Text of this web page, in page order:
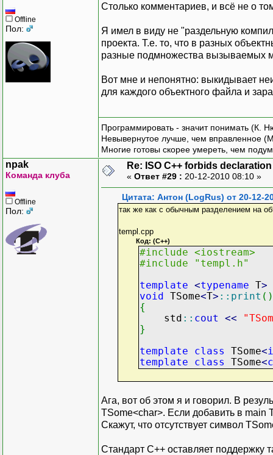
Offline
Пол:
Столько комментариев, и всё не о
Я имел в виду не "раздельную
проекта. Т.е. то, что в разных
разные подмножества вызываемых
Вот мне и непонятно: выкидывает
для каждого объектного файла и
Программировать - значит понимать (К.
Невывернутое лучше, чем вправленное
Многие готовы скорее умереть, чем
npak
Команда клуба
Offline
Пол:
Re: ISO C++ forbids declaration
« Ответ #29 : 20-12-2010 08:10 »
Цитата: Антон (LogRus) от 20-12-
так же как с обычным разделением на
templ.cpp
Код: (C++)
#include <iostream>
#include "templ.h"
template <typename T>
void TSome<T> :: print ( )
{
std :: cout <<
}
template
class TSome<
template
class TSome<
Ага, вот об этом я и говорил. В
TSome<char>. Если добавить в main
Скажут, что отсутствует символ
Стандарт С++ оставляет поддержку